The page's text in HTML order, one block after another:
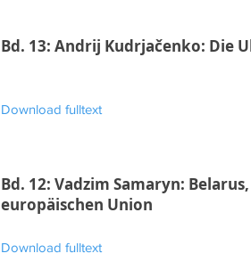
Bd. 13: Andrij Kudrjačenko: Die
Download fulltext
Bd. 12: Vadzim Samaryn:
europäischen Union
Download fulltext